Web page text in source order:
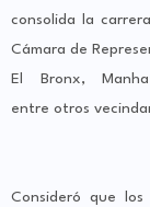
consolida la
Cámara de
El Bronx,
entre otros
Consideró que